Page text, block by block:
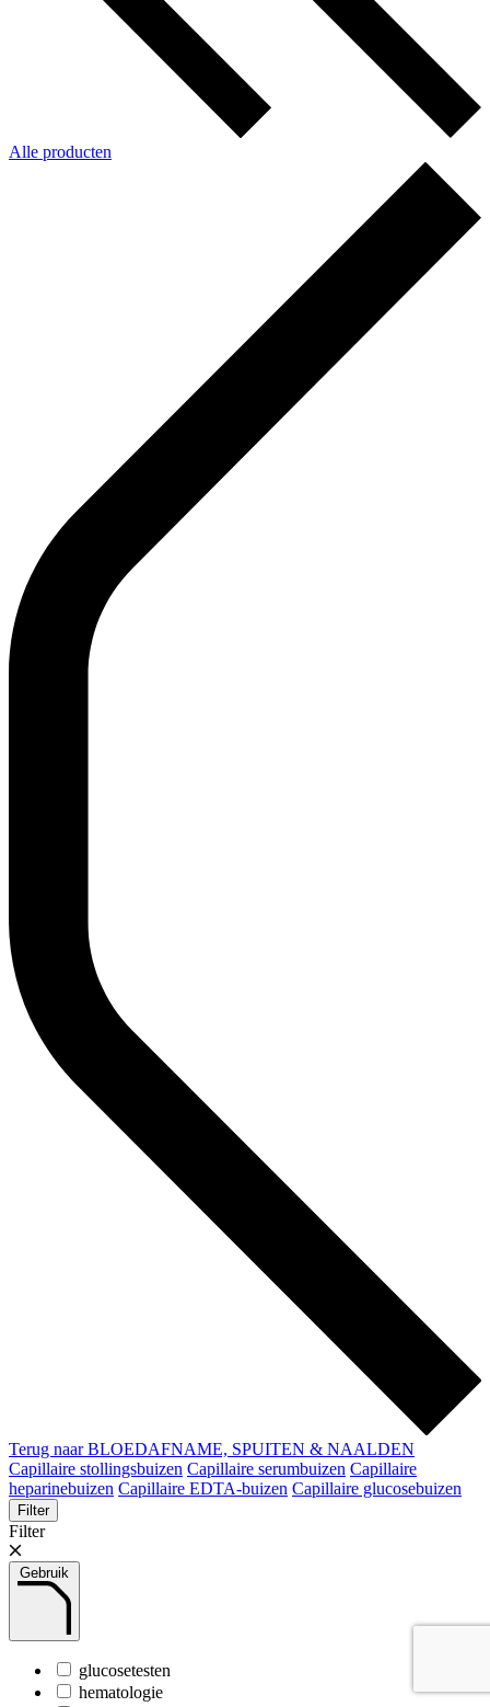
Alle producten
Terug naar BLOEDAFNAME, SPUITEN & NAALDEN
Capillaire stollingsbuizen Capillaire serumbuizen Capillaire
heparinebuizen Capillaire EDTA-buizen Capillaire glucosebuizen
Filter
Filter
Gebruik
glucosetesten
hematologie